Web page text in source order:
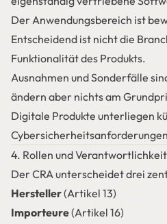
Der Anwendungsbereich ist
Entscheidend ist nicht die
Funktionalität des Produkts.
Ausnahmen und Sonderfälle
ändern aber nichts am
Digitale Produkte unterliegen
4. Rollen und
Der CRA unterscheidet drei
Hersteller(Artikel 13)
Importeure(Artikel 16)